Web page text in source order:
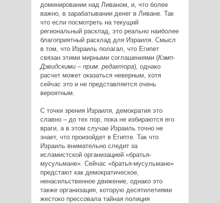
доминировании над Ливаном, и, что более
важно, в зарабатывании денег в Ливане. Так
что если посмотреть на текущий
региональный расклад, это реально наиболее
благоприятный расклад для Израиля. Смысл
в том, что Израиль полагал, что Египет
связан этими мирными соглашениями (Кэмп-
Дэвидскими – прим. редактора), однако
расчет может оказаться неверным, хотя
сейчас это и не представляется очень
вероятным.
С точки зрения Израиля, демократия это
славно – до тех пор, пока не избираются его
враги, а в этом случае Израиль точно не
знает, что произойдет в Египте. Так что
Израиль внимательно следит за
исламистской организацией «братья-
мусульмане». Сейчас «братья-мусульмане»
предстают как демократическое,
ненасильственное движение, однако это
также организация, которую десятилетиями
жестоко прессовала тайная полиция